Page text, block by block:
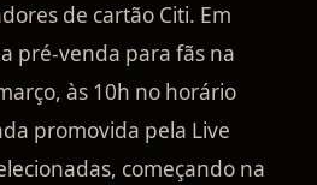
de cartão Citi. Em
pré-venda para fãs na
às 10h no horário
promovida pela Live
começando na